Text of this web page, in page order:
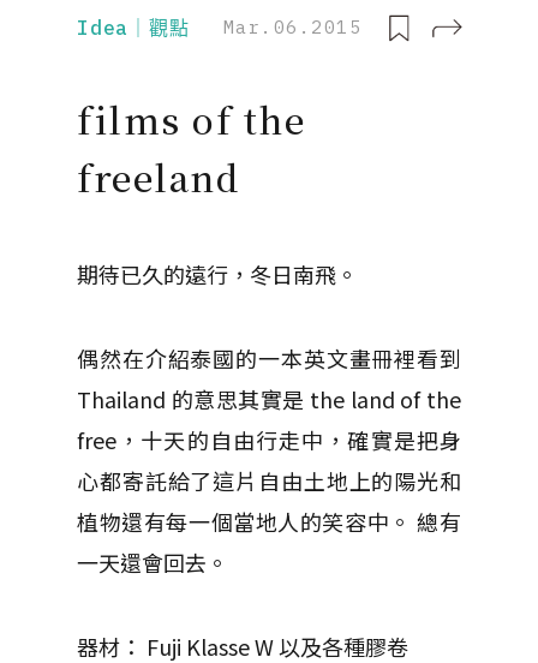
Idea｜觀點 Mar.06.2015
films of the
freeland
期待已久的遠行，冬日南飛。
偶然在介紹泰國的一本英文畫冊裡看到
Thailand 的意思其實是 the land of the
free，十天的自由行走中，確實是把身
心都寄託給了這片自由土地上的陽光和
植物還有每一個當地人的笑容中。 總有
一天還會回去。
器材： Fuji Klasse W 以及各種膠卷